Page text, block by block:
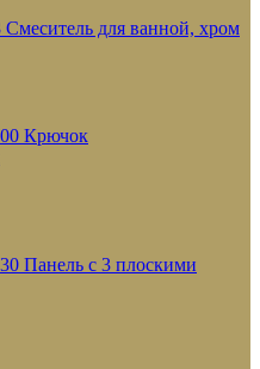
Смеситель для ванной, хром
Крючок
Панель с 3 плоскими